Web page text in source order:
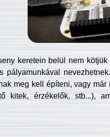
keretein belül nem
pályamunkával
meg kell építeni, vagy
kitek, érzékelők, stb...),